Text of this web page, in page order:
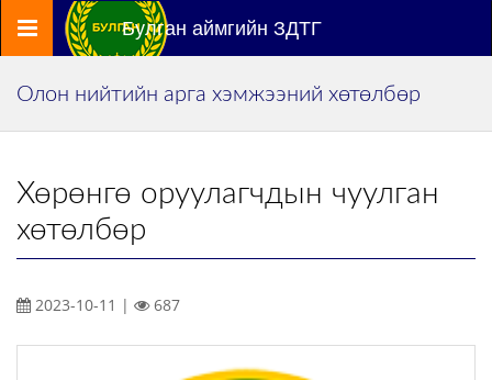
Цэс Булган аймгийн ЗДТГ
Олон нийтийн арга хэмжээний хөтөлбөр
Хөрөнгө оруулагчдын чуулган
хөтөлбөр
2023-10-11 | 687